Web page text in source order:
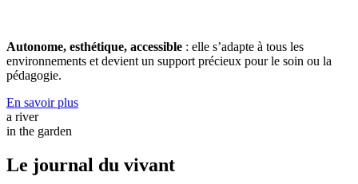
Autonome, esthétique, accessible : elle s’adapte à tous les
environnements et devient un support précieux pour le soin ou la
pédagogie.
En savoir plus
a river
in the garden
Le journal du vivant